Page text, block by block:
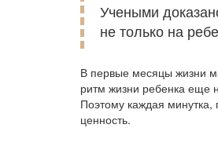
Учеными
не только на
В первые месяцы жизни
ритм жизни ребенка еще
Поэтому каждая
ценность.